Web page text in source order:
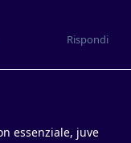
Rispondi
essenziale, juve